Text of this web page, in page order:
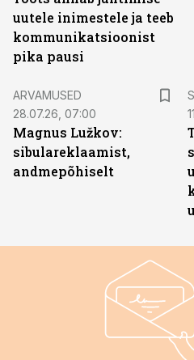
uutele inimestele ja teeb
kommunikatsioonist
pika pausi
ARVAMUSED
28.07.26, 07:00
Magnus Lužkov:
sibulareklaamist,
andmepõhiselt